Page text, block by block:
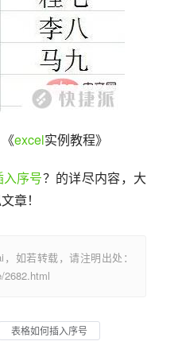
excel实例教程》
序号？的详尽内容，大
章！
如若转载，请注明出处：
2682.html
表格如何插入序号